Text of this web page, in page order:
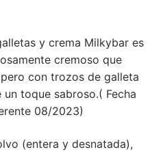
y crema Milkybar es
cremoso que
con trozos de galleta
toque sabroso.( Fecha
08/2023)
(entera y desnatada),